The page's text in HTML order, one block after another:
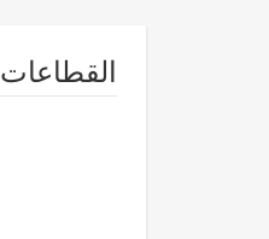
القطاعات